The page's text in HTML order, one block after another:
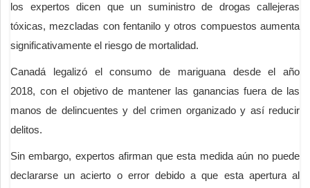
los expertos dicen que un suministro de drogas callejeras
tóxicas, mezcladas con fentanilo y otros compuestos aumenta
significativamente el riesgo de mortalidad.
Canadá legalizó el consumo de mariguana desde el año
2018, con el objetivo de mantener las ganancias fuera de las
manos de delincuentes y del crimen organizado y así reducir
delitos.
Sin embargo, expertos afirman que esta medida aún no puede
declararse un acierto o error debido a que esta apertura al